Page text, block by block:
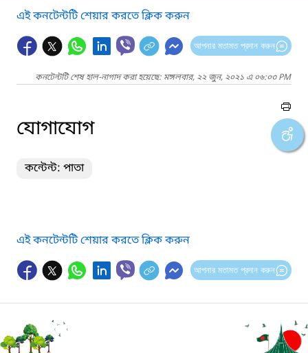
এই কনটেন্টটি শেয়ার করতে ক্লিক করুন
আপনার মতামত প্রদান করুন
কনটেন্টটি শেষ হাল-নাগাদ করা হয়েছে: মঙ্গলবার, ২২ জুন, ২০২১ এ ০৬:০৩ PM
যোগাযোগ
কন্টেন্ট: পাতা
এই কনটেন্টটি শেয়ার করতে ক্লিক করুন
আপনার মতামত প্রদান করুন